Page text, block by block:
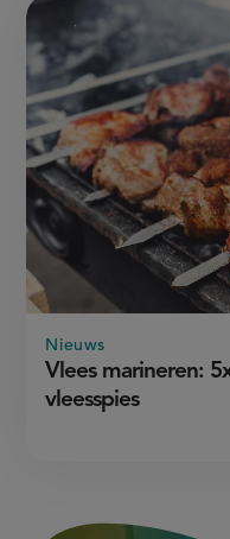
Vlees marineren:
vleesspies
Nieuws